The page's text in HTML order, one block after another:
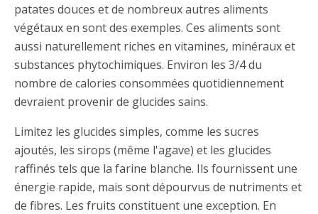
patates douces et de nombreux autres aliments
végétaux en sont des exemples. Ces aliments sont
aussi naturellement riches en vitamines, minéraux et
substances phytochimiques. Environ les 3/4 du
nombre de calories consommées quotidiennement
devraient provenir de glucides sains.
Limitez les glucides simples, comme les sucres
ajoutés, les sirops (même l'agave) et les glucides
raffinés tels que la farine blanche. Ils fournissent une
énergie rapide, mais sont dépourvus de nutriments et
de fibres. Les fruits constituent une exception. En